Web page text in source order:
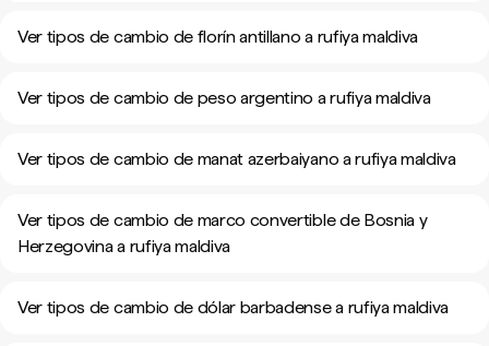
Ver tipos de cambio de florín antillano a rufiya maldiva
Ver tipos de cambio de peso argentino a rufiya maldiva
Ver tipos de cambio de manat azerbaiyano a rufiya maldiva
Ver tipos de cambio de marco convertible de Bosnia y
Herzegovina a rufiya maldiva
Ver tipos de cambio de dólar barbadense a rufiya maldiva